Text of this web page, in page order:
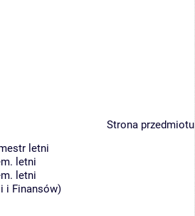
letni
letni
letni
i Finansów)
Strona przedmiotu